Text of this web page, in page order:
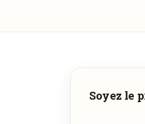
aimeriez être
Soyez le